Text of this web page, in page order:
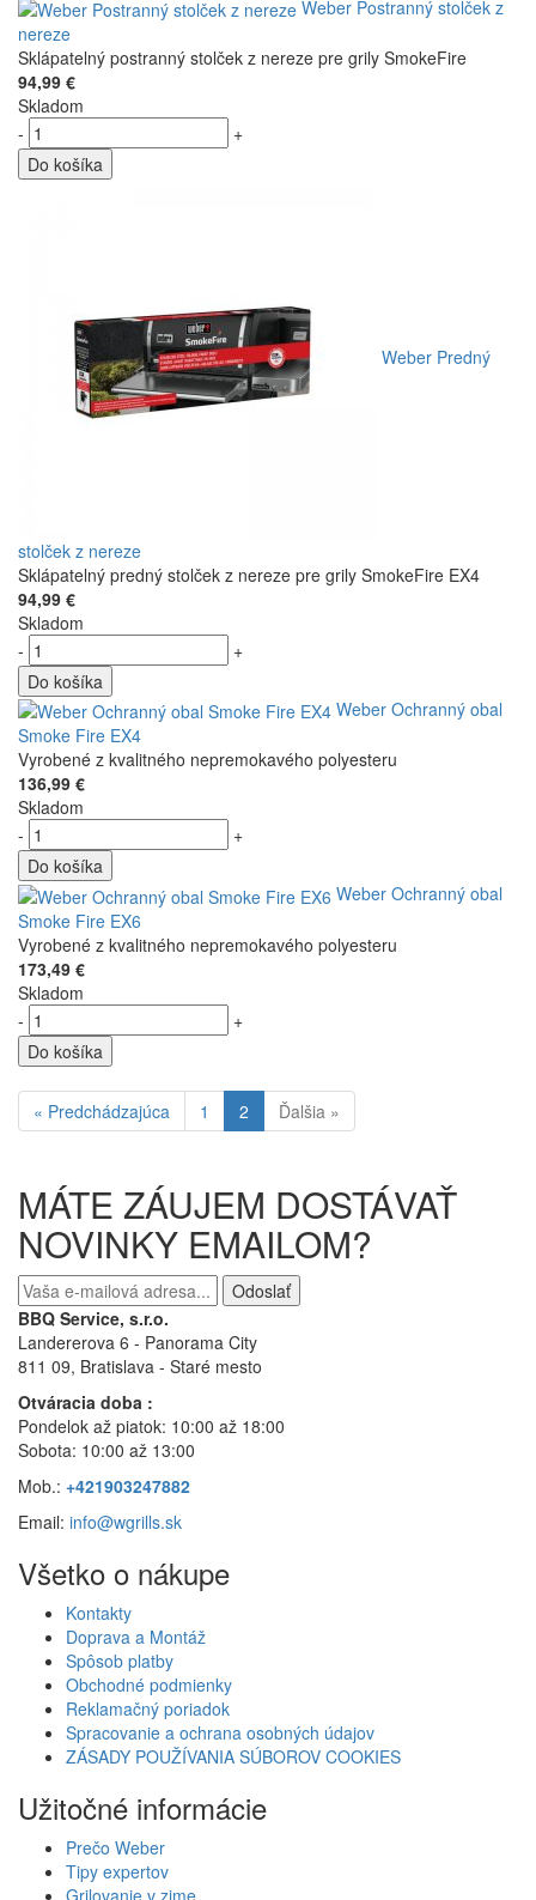
Weber Postranný stolček z
nereze
Sklápatelný postranný stolček z nereze pre grily SmokeFire
94,99 €
Skladom
-
+
Do košíka
Weber Predný
stolček z nereze
Sklápatelný predný stolček z nereze pre grily SmokeFire EX4
94,99 €
Skladom
-
+
Do košíka
Weber Ochranný obal
Smoke Fire EX4
Vyrobené z kvalitného nepremokavého polyesteru
136,99 €
Skladom
-
+
Do košíka
Weber Ochranný obal
Smoke Fire EX6
Vyrobené z kvalitného nepremokavého polyesteru
173,49 €
Skladom
-
+
Do košíka
« Predchádzajúca 1 2 Ďalšia »
MÁTE ZÁUJEM DOSTÁVAŤ
NOVINKY EMAILOM?
Odoslať
BBQ Service, s.r.o.
Landererova 6 - Panorama City
811 09, Bratislava - Staré mesto
Otváracia doba :
Pondelok až piatok: 10:00 až 18:00
Sobota: 10:00 až 13:00
Mob.: +421903247882
Email: info@wgrills.sk
Všetko o nákupe
Kontakty
Doprava a Montáž
Spôsob platby
Obchodné podmienky
Reklamačný poriadok
Spracovanie a ochrana osobných údajov
ZÁSADY POUŽÍVANIA SÚBOROV COOKIES
Užitočné informácie
Prečo Weber
Tipy expertov
Grilovanie v zime